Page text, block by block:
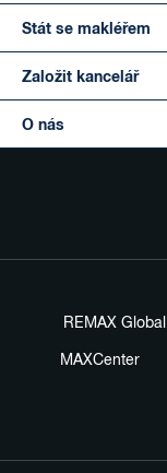
Stát se makléřem
Založit kancelář
O nás
REMAX Global
MAXCenter